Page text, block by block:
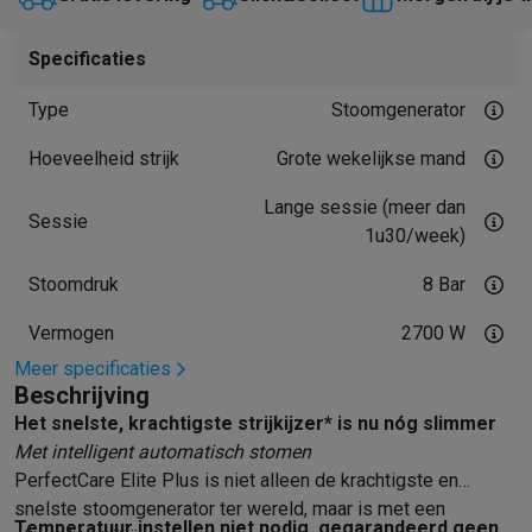
ScherenElektrische scheerapparaten
Beauty
LED MaskersSpiegelsHand &
Massage
Voetmassage Massagestoelen
Nek &
Personenweegschalen Bloeddrukmeters
Borstkolven FlessenwarmersAerosols
TV, audio & foto
Randapparatuur TV
Versterkers
Hoofdtelefoons & oortjes
Draadloze
Muziek in huis
Radio's & wekkers
Navigatie Dashcams GPS CoyoteGPS accessoires
TV & audio accessoiresSteunen Kabels
FototoestellenDigitale camera'sInstant camera'sCanon
VideoGoProAction cams DronesCamcorder
Specificaties
Type Stoomgenerator
Hoeveelheid strijk Grote wekelijkse mand
Sessie
Lange sessie (meer dan
1u30/week)
Stoomdruk 8 Bar
Vermogen
2700 W
Meer specificaties
Beschrijving
Het snelste, krachtigste strijkijzer* is nu nóg slimmer
Met intelligent automatisch stomen
PerfectCare Elite Plus is niet alleen de krachtigste en
snelste stoomgenerator ter wereld, maar is met een